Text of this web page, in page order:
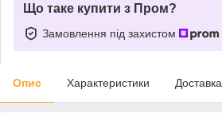
Що таке купити з Пром?
Замовлення під захистом
Опис Характеристики Доставка